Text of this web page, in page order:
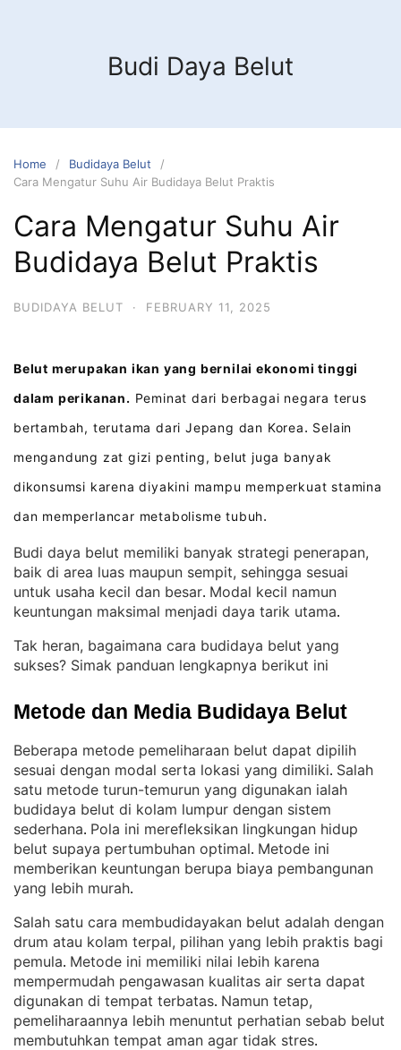
Budi Daya Belut
Home
Budidaya Belut
Cara Mengatur Suhu Air Budidaya Belut Praktis
Cara Mengatur Suhu Air
Budidaya Belut Praktis
BUDIDAYA BELUT · FEBRUARY 11, 2025
Belut merupakan ikan yang bernilai ekonomi tinggi
dalam perikanan. Peminat dari berbagai negara terus
bertambah, terutama dari Jepang dan Korea. Selain
mengandung zat gizi penting, belut juga banyak
dikonsumsi karena diyakini mampu memperkuat stamina
dan memperlancar metabolisme tubuh.
Budi daya belut memiliki banyak strategi penerapan,
baik di area luas maupun sempit, sehingga sesuai
untuk usaha kecil dan besar. Modal kecil namun
keuntungan maksimal menjadi daya tarik utama.
Tak heran, bagaimana cara budidaya belut yang
sukses? Simak panduan lengkapnya berikut ini
Metode dan Media Budidaya Belut
Beberapa metode pemeliharaan belut dapat dipilih
sesuai dengan modal serta lokasi yang dimiliki. Salah
satu metode turun-temurun yang digunakan ialah
budidaya belut di kolam lumpur dengan sistem
sederhana. Pola ini merefleksikan lingkungan hidup
belut supaya pertumbuhan optimal. Metode ini
memberikan keuntungan berupa biaya pembangunan
yang lebih murah.
Salah satu cara membudidayakan belut adalah dengan
drum atau kolam terpal, pilihan yang lebih praktis bagi
pemula. Metode ini memiliki nilai lebih karena
mempermudah pengawasan kualitas air serta dapat
digunakan di tempat terbatas. Namun tetap,
pemeliharaannya lebih menuntut perhatian sebab belut
membutuhkan tempat aman agar tidak stres.